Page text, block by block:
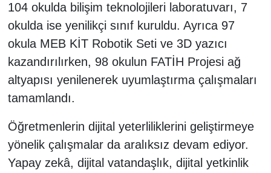
104 okulda bilişim teknolojileri laboratuvarı, 7
okulda ise yenilikçi sınıf kuruldu. Ayrıca 97
okula MEB KİT Robotik Seti ve 3D yazıcı
kazandırılırken, 98 okulun FATİH Projesi ağ
altyapısı yenilenerek uyumlaştırma çalışmaları
tamamlandı.
Öğretmenlerin dijital yeterliliklerini geliştirmeye
yönelik çalışmalar da aralıksız devam ediyor.
Yapay zekâ, dijital vatandaşlık, dijital yetkinlik